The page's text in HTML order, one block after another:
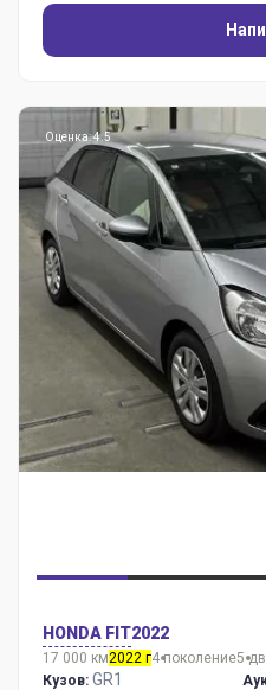
Оценка: 4.5
HONDA FIT2022
17 000 км2022 г4 поколение5
Кузов: GR1